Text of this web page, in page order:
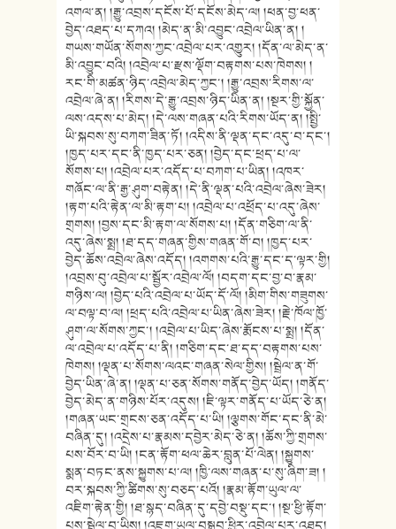
འགལ་ན། །རྒྱུ་འབྲས་དངོས་པོ་དངོས་མེད་ལ། །ཕན་བྱ་ཕན་
བྱེད་འཐད་པ་དཀའ། །མེད་ན་མི་འབྱུང་འབྲེལ་ཡིན་ན། །
གཡས་གཡོན་སོགས་ཀྱང་འབྲེལ་པར་འགྱུར། །དོན་ལ་མེད་ན་
མི་འབྱུང་བའི། །འབྲེལ་པ་རྫས་ལྡོག་བརྟགས་པས་ཁེགས། །
རང་གི་མཚན་ཉིད་འབྲེལ་མེད་ཀྱང་། །རྒྱུ་འབྲས་རིགས་ལ་
འབྲེལ་ཞེ་ན། །རིགས་དེ་རྒྱུ་འབྲས་ཉིད་ཡིན་ན། །སྔར་གྱི་སྐྱོན་
ལས་འདས་པ་མེད། །དེ་ལས་གཞན་པའི་རིགས་ཡོད་ན། །སྤྱི་
ཡི་སྐབས་སུ་བཀག་ཟིན་ཏོ། །འདིས་ནི་ལྡན་དང་འདུ་བ་དང་།
།ཁྱད་པར་དང་ནི་ཁྱད་པར་ཅན། །བྱེད་དང་ཕྲད་པ་ལ་
སོགས་པ། །འབྲེལ་པར་འདོད་པ་བཀག་པ་ཡིན། །འཁར་
གཞོང་ལ་ནི་རྒྱ་ཤུག་བརྟེན། །དེ་ནི་ལྡན་པའི་འབྲེལ་ཞེས་ཟེར།
།རྟག་པའི་རྟེན་ལ་མི་རྟག་པ། །འབྲེལ་པ་འཕྲོད་པ་འདུ་ཞེས་
གྲགས། །བྱས་དང་མི་རྟག་ལ་སོགས་པ། །དོན་གཅིག་ལ་ནི་
འདུ་ཞེས་སྨྲ། །ཐ་དད་གཞན་གྱིས་གཞན་གོ་བ། །ཁྱད་པར་
བྱེད་ཆོས་འབྲེལ་ཞེས་འདོད། །འགགས་པའི་རྒྱུ་དང་ད་ལྟར་གྱི།
།འབྲས་བུ་འབྲེལ་པ་སྦྱོར་འབྲེལ་ལོ། །བདག་དང་བྱ་བ་རྣམ་
གཉིས་ལ། །བྱེད་པའི་འབྲེལ་པ་ཡོད་དོ་ལོ། །མིག་གིས་གཟུགས་
ལ་བལྟ་བ་ལ། །ཕྲད་པའི་འབྲེལ་པ་ཡིན་ཞེས་ཟེར། །རྗེ་ཁོལ་ཁྱོ་
ཤུག་ལ་སོགས་ཀྱང་། །འབྲེལ་པ་ཡིད་ཞེས་རྨོངས་པ་སྨྲ། །དོན་
ལ་འབྲེལ་པ་འདོད་པ་ནི། །གཅིག་དང་ཐ་དད་བརྟགས་པས་
ཁེགས། །ལྡན་པ་སོགས་ལའང་གཞན་སེལ་གྱིས། །སྦྲེལ་ན་གོ་
བྱེད་ཡིན་ཞེ་ན། །ལྡན་པ་ཅན་སོགས་གནོད་བྱེད་ཡོད། །གནོད་
བྱེད་མེད་ན་གཉིས་པོར་འདུས། །ཇི་ལྟར་གནོད་པ་ཡོད་ཅེ་ན།
།གཞན་ཡང་གྲངས་ཅན་འདོད་པ་ཡི། །ལྕགས་གོང་དང་ནི་མེ་
བཞིན་དུ། །འདྲེས་པ་རྣམས་དབྱེར་མེད་ཅེ་ན། །ཆོས་ཀྱི་གྲགས་
པས་བོར་བ་ཡི། །ངན་རྟོག་ཕལ་ཆེར་བླུན་པོ་ལེན། །སྐྱུགས་
སྨན་བཏང་ནས་སྐྱུགས་པ་ལ། །ཁྱི་ལས་གཞན་པ་སུ་ཞིག་ཟ། །
བར་སྐབས་ཀྱི་ཚིགས་སུ་བཅད་པའོ། །རྣམ་རྟོག་ཡུལ་ལ་
འཇིག་རྟེན་གྱི། །ཐ་སྙད་བཞིན་དུ་དབྱེ་བསྡུ་དང་། །སྔ་ཕྱི་རྟོག་
པས་སྦྲེལ་བ་ཡིས། །འཇུག་ཡུལ་བསྒྲུབ་ཕྱིར་འབྲེལ་པར་འཐད།